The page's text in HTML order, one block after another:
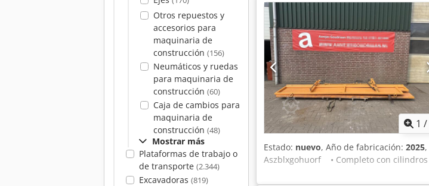
Otros repuestos y
accesorios para
maquinaria de
construcción (156)
Neumáticos y ruedas
para maquinaria de
construcción (60)
Caja de cambios para
maquinaria de
construcción (48)
Mostrar más
Plataformas de trabajo o
de transporte (2.344)
Excavadoras (819)
1 /
Estado: nuevo, Año de fabricación: 2025
Aszblxgohuorf • Completo con cilindros